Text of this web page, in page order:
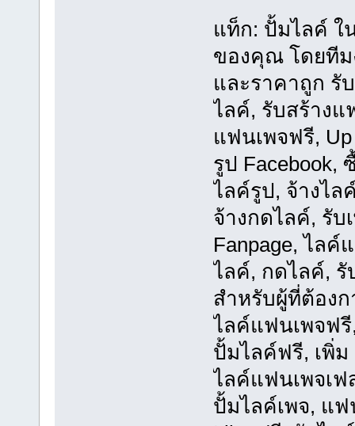
แท็ก: ปั้มไลค์ ใ
ของคุณ โดยทีม
และราคาถูก รั
ไลค์, รับสร้าง
แฟนเพจฟรี,
รูป Facebook,
ไลค์รูป, จ้างไ
จ้างกดไลค์, รับ
Fanpage, ไลค์
ไลค์, กดไลค์, รั
สำหรับผู้ที่ต้องก
ไลค์แฟนเพจฟรี
ปั้มไลค์ฟรี, เพิ่ม
ไลค์แฟนเพจเฟ
ปั้มไลค์เพจ, แ